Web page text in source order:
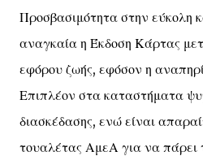
Προσβασιμότητα στην εύκολη
αναγκαία η Έκδοση Κάρτας
εφόρου ζωής, εφόσον η
Επιπλέον στα καταστήματα
διασκέδασης, ενώ είναι
τουαλέτας ΑμεΑ για να πάρει